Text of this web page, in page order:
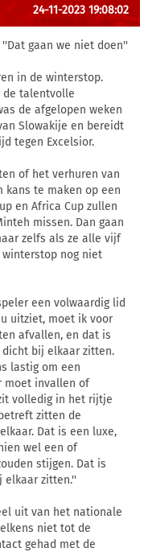
24-11-2023 19:08:02
gaan we niet doen''
in de winterstop.
de talentvolle
de afgelopen weken
Slowakije en bereidt
tegen Excelsior.
of het verhuren van
kans te maken op een
en Africa Cup zullen
missen. Dan gaan
zelfs als ze alle vijf
winterstop nog niet
een volwaardig lid
uitziet, moet ik voor
afvallen, en dat is
dicht bij elkaar zitten.
lastig om een
moet invallen of
volledig in het rijtje
zitten de
Dat is een luxe,
wel een of
stijgen. Dat is
elkaar zitten.''
uit van het nationale
niet tot de
gehad met de